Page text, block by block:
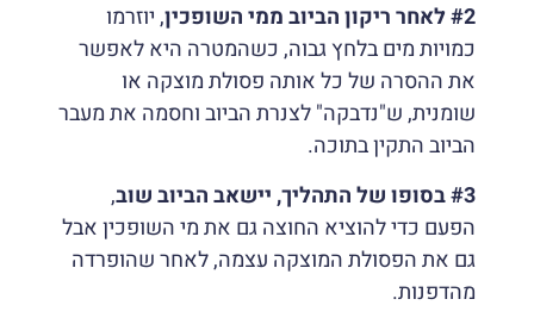
#2 לאחר ריקון הביוב ממי השופכין
, יוזרמו
כמויות מים בלחץ גבוה, כשהמטרה היא לאפשר
את ההסרה של כל אותה פסולת מוצקה או
שומנית, ש"נדבקה" לצנרת הביוב וחסמה את מעבר
הביוב התקין בתוכה.
#3 בסופו של התהליך, יישאב הביוב שוב
,
הפעם כדי להוציא החוצה גם את מי השופכין אבל
גם את הפסולת המוצקה עצמה, לאחר שהופרדה
מהדפנות.